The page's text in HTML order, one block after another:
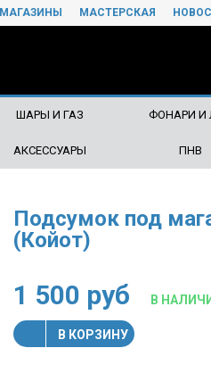
МАГАЗИНЫ МАСТЕРСКАЯ
ШАРЫ И ГАЗ ФОНАРИ И
АКСЕССУАРЫ ПНВ
Подсумок под
(Койот)
1 500 руб В
В КОРЗИНУ